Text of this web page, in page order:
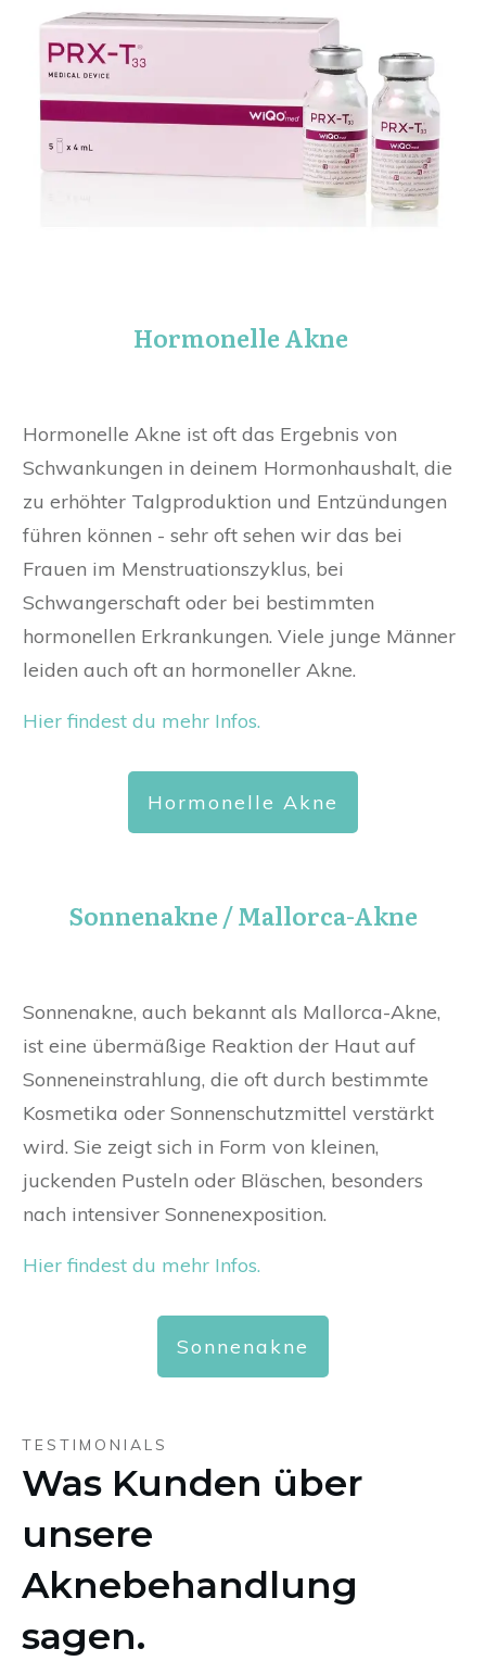
Hormonelle Akne
Hormonelle Akne ist oft das Ergebnis von
Schwankungen in deinem Hormonhaushalt, die
zu erhöhter Talgproduktion und Entzündungen
führen können - sehr oft sehen wir das bei
Frauen im Menstruationszyklus, bei
Schwangerschaft oder bei bestimmten
hormonellen Erkrankungen. Viele junge Männer
leiden auch oft an hormoneller Akne.
Hier findest du mehr Infos.
Hormonelle Akne
Sonnenakne / Mallorca-Akne
Sonnenakne, auch bekannt als Mallorca-Akne,
ist eine übermäßige Reaktion der Haut auf
Sonneneinstrahlung, die oft durch bestimmte
Kosmetika oder Sonnenschutzmittel verstärkt
wird. Sie zeigt sich in Form von kleinen,
juckenden Pusteln oder Bläschen, besonders
nach intensiver Sonnenexposition.
Hier findest du mehr Infos.
Sonnenakne
TESTIMONIALS
Was Kunden über
unsere
Aknebehandlung
sagen.